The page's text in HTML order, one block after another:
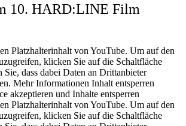
10. HARD:LINE Film
Platzhalterinhalt von YouTube. Um auf den
klicken Sie auf die Schaltfläche
Sie, dass dabei Daten an Drittanbieter
Mehr Informationen Inhalt entsperren
akzeptieren und Inhalte entsperren
Platzhalterinhalt von YouTube. Um auf den
klicken Sie auf die Schaltfläche